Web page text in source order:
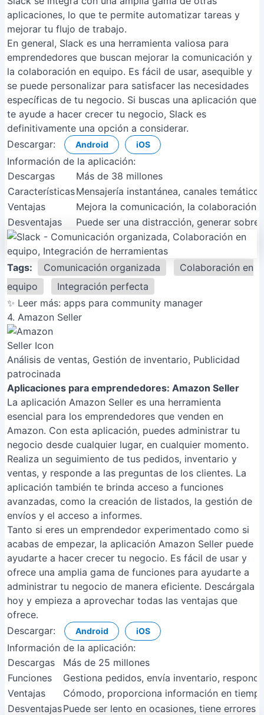
aplicaciones, lo que te permite automatizar tareas y
mejorar tu flujo de trabajo.
En general, Slack es una herramienta valiosa para
emprendedores que buscan mejorar la comunicación y
la colaboración en equipo. Es fácil de usar, asequible y
se puede personalizar para satisfacer las necesidades
específicas de tu negocio. Si buscas una aplicación que
te ayude a hacer crecer tu negocio, Slack es
definitivamente una opción a considerar.
Descargar:
Android iOS
Información de la aplicación:
Descargas
Más de 38 millones
CaracterísticasMensajería instantánea, canales
Ventajas
Mejora la comunicación, la colaboración
Desventajas
Puede ser una distracción, generar
Tags: Comunicación organizada
Colaboración en
equipo
Integración perfecta
✨ Leer más: apps para community manager
4. Amazon Seller
Análisis de ventas, Gestión de inventario, Publicidad
patrocinada
Aplicaciones para emprendedores: Amazon Seller
La aplicación Amazon Seller es una herramienta
esencial para los emprendedores que venden en
Amazon. Con esta aplicación, puedes administrar tu
negocio desde cualquier lugar, en cualquier momento.
Realiza un seguimiento de tus pedidos, inventario y
ventas, y responde a las preguntas de los clientes. La
aplicación también te brinda acceso a funciones
avanzadas, como la creación de listados, la gestión de
envíos y el acceso a informes.
Tanto si eres un emprendedor experimentado como si
acabas de empezar, la aplicación Amazon Seller puede
ayudarte a hacer crecer tu negocio. Es fácil de usar y
ofrece una amplia gama de funciones para ayudarte a
administrar tu negocio de manera eficiente. Descárgala
hoy y empieza a aprovechar todas las ventajas que
ofrece.
Descargar:
Android iOS
Información de la aplicación:
Descargas
Más de 25 millones
Funciones
Gestiona pedidos, envía inventario,
Ventajas
Cómodo, proporciona información en
DesventajasPuede ser lento en ocasiones, tiene